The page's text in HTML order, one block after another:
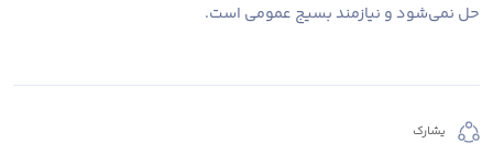
حل نمی‌شود و نیازمند بسیج عمومی است.
يشارك